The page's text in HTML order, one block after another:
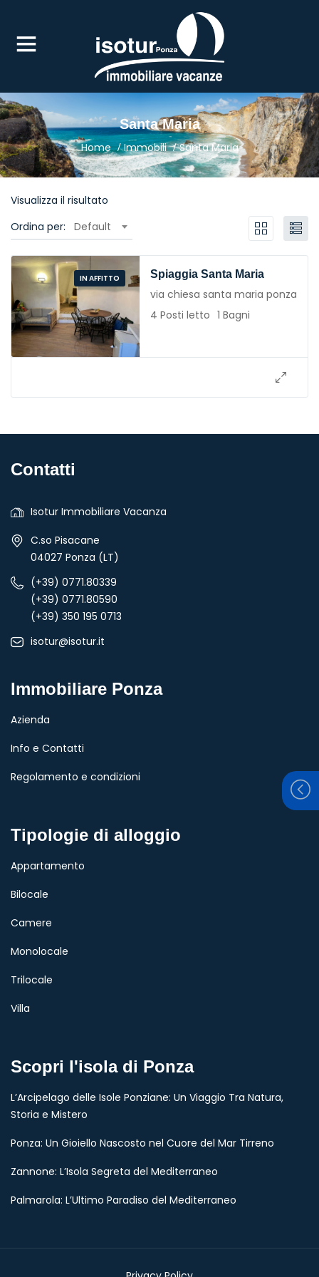
(IN AFFITTO)
Santa Maria
Home Immobili Santa Maria
Visualizza il risultato
Ordina per:
Default
IN AFFITTO Spiaggia Santa Maria
via chiesa santa maria ponza
4 Posti letto 1 Bagni
Contatti
Isotur Immobiliare Vacanza
C.so Pisacane
04027 Ponza (LT)
(+39) 0771.80339
(+39) 0771.80590
(+39) 350 195 0713
isotur@isotur.it
Immobiliare Ponza
Azienda
Info e Contatti
Regolamento e condizioni
Tipologie di alloggio
Appartamento
Bilocale
Camere
Monolocale
Trilocale
Villa
Scopri l'isola di Ponza
L’Arcipelago delle Isole Ponziane: Un Viaggio Tra Natura,
Storia e Mistero
Ponza: Un Gioiello Nascosto nel Cuore del Mar Tirreno
Zannone: L’Isola Segreta del Mediterraneo
Palmarola: L’Ultimo Paradiso del Mediterraneo